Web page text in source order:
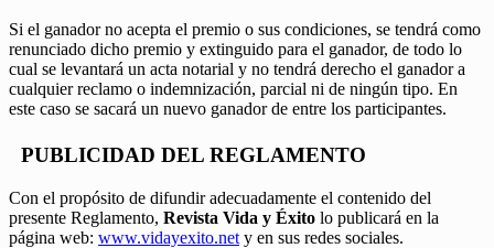
Si el ganador no acepta el premio o sus condiciones, se tendrá como
renunciado dicho premio y extinguido para el ganador, de todo lo
cual se levantará un acta notarial y no tendrá derecho el ganador a
cualquier reclamo o indemnización, parcial ni de ningún tipo. En
este caso se sacará un nuevo ganador de entre los participantes.
PUBLICIDAD DEL REGLAMENTO
Con el propósito de difundir adecuadamente el contenido del
presente Reglamento, Revista Vida y Éxito lo publicará en la
página web: www.vidayexito.net y en sus redes sociales.